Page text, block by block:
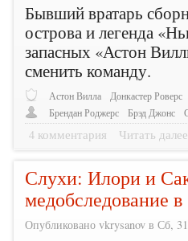
Бывший вратарь
острова и легенда
запасных «Астон
сменить команду.
Астон Вилла
Донкастер Роверс
Брендан Роджерс
Брэд Джонс
4 комментария Читать далее
Слухи: Илори и
медобследование
Опубликовано vkrysanov в Сб,